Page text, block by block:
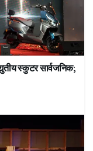
स्कुटर सार्वजनिक;